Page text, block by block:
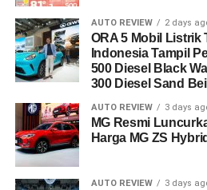
AUTO REVIEW 2 days
ORA 5 Mobil Listrik
Indonesia Tampil
500 Diesel Black
300 Diesel Sand
AUTO REVIEW 3 days
MG Resmi
Harga MG ZS
AUTO REVIEW 3 days